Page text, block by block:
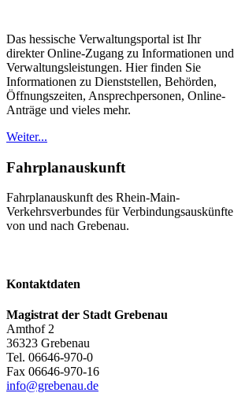
Das hessische Verwaltungsportal ist Ihr
direkter Online-Zugang zu Informationen und
Verwaltungsleistungen. Hier finden Sie
Informationen zu Dienststellen, Behörden,
Öffnungszeiten, Ansprechpersonen, Online-
Anträge und vieles mehr.
Weiter...
Fahrplanauskunft
Fahrplanauskunft des Rhein-Main-
Verkehrsverbundes für Verbindungsauskünfte
von und nach Grebenau.
Kontaktdaten
Magistrat der Stadt Grebenau
Amthof 2
36323 Grebenau
Tel. 06646-970-0
Fax 06646-970-16
info@grebenau.de